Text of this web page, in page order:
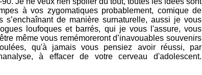
à vos zygomatiques probablement, comique de
s’enchaînant de manière surnaturelle, aussi je vous
loufoques et barrés, qui je vous l'assure, vous
même vous remémoreront d’inavouables souvenirs
qu'à jamais vous pensiez avoir réussi, par
à effacer de votre cerveau d'adolescent.